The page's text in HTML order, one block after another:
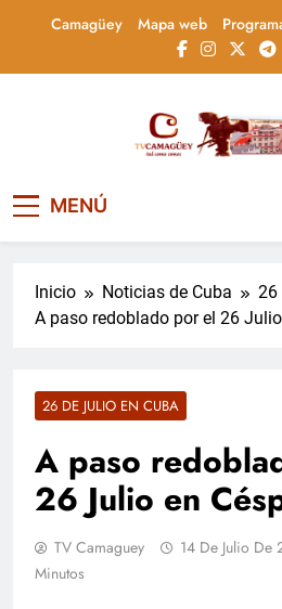
Camagüey Mapa web
Cuba
informa, educa y
la actualidad
MENÚ
Inicio Noticias de Cuba
26
A paso redoblado por el 26
26 DE JULIO EN CUBA
A paso
26 Julio en
TV Camaguey 14 De Julio De
Minutos